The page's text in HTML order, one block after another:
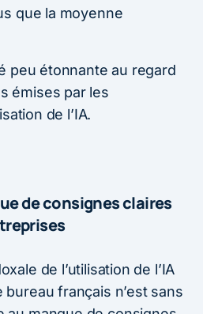
que la moyenne
peu étonnante au regard
émises par les
de l’IA.
de consignes claires
de l’utilisation de l’IA
français n’est sans